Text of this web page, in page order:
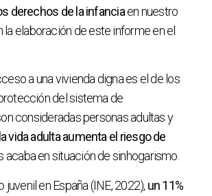
derechos de la infanciaen nuestro
elaboración de este informe en el
a una vivienda digna es el de los
del sistema de
consideradas personas adultas y
vida adulta aumenta el riesgo de
en situación de sinhogarismo.
en España (INE, 2022), un11%